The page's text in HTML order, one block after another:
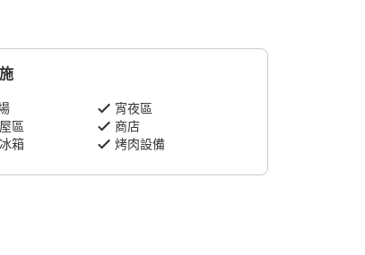
宵夜區
區
商店
箱
烤肉設備